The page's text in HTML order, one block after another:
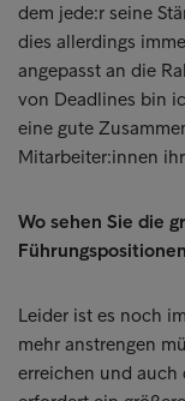
dem jede:r seine
dies allerdings
angepasst an die
von Deadlines bin
eine gute
Mitarbeiter:innen
Wo sehen Sie die
Leider ist es noch
mehr anstrengen
erreichen und auch